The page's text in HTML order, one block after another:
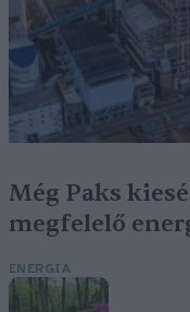
Még Paks
megfelelő
ENERGIA